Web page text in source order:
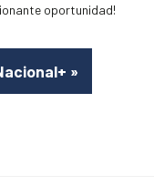
oportunidad!
»